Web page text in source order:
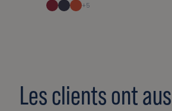
+5
Les clients ont